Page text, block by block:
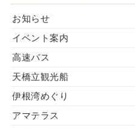
お知らせ
イベント案内
高速バス
天橋立観光船
伊根湾めぐり
アマテラス